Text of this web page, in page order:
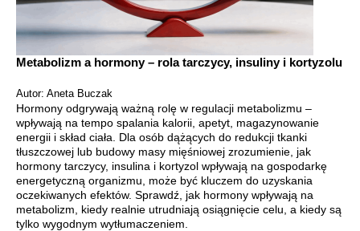
Metabolizm a hormony – rola tarczycy, insuliny i kortyzolu
Autor: Aneta Buczak
Hormony odgrywają ważną rolę w regulacji metabolizmu –
wpływają na tempo spalania kalorii, apetyt, magazynowanie
energii i skład ciała. Dla osób dążących do redukcji tkanki
tłuszczowej lub budowy masy mięśniowej zrozumienie, jak
hormony tarczycy, insulina i kortyzol wpływają na gospodarkę
energetyczną organizmu, może być kluczem do uzyskania
oczekiwanych efektów. Sprawdź, jak hormony wpływają na
metabolizm, kiedy realnie utrudniają osiągnięcie celu, a kiedy są
tylko wygodnym wytłumaczeniem.